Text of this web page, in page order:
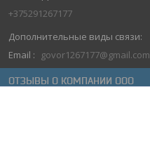
+375291267177
Email govor1267177@gmail.com
ОТЗЫВЫ О КОМПАНИИ ООО